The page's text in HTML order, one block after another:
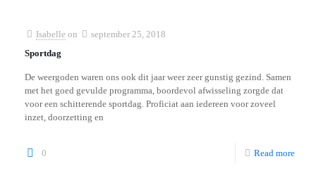
Isabelle on
september 25, 2018
Sportdag
De weergoden waren ons ook dit jaar weer zeer gunstig gezind. Samen
met het goed gevulde programma, boordevol afwisseling zorgde dat
voor een schitterende sportdag. Proficiat aan iedereen voor zoveel
inzet, doorzetting en
0 Read more